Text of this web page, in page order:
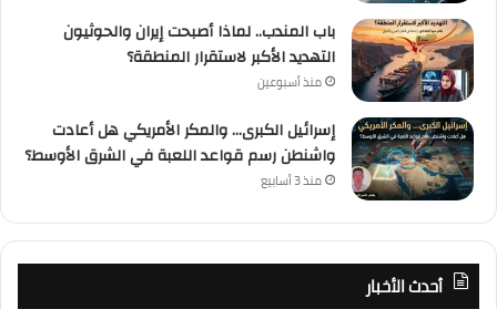
باب المندب.. لماذا أصبحت إيران والحوثيون
التهديد الأكبر لاستقرار المنطقة؟
منذ أسبوعين
إسرائيل الكبرى… والمكر الأمريكي هل أعادت
واشنطن رسم قواعد اللعبة في الشرق الأوسط؟
منذ 3 أسابيع
أحدث الأخبار